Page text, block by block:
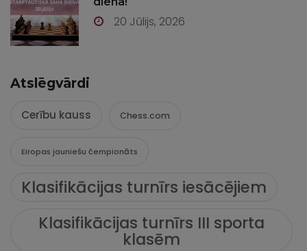
20 Jūlijs, 2026
Atslēgvārdi
Cerību kauss Chess.com
Eiropas jauniešu čempionāts
Klasifikācijas turnīrs iesācējiem
Klasifikācijas turnīrs III sporta
klasēm